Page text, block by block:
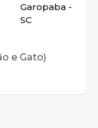
Garopaba -
SC
e Gato)